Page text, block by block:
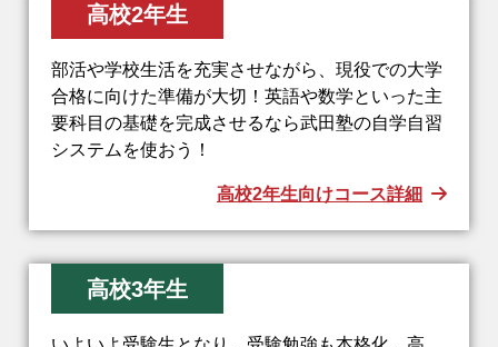
高校2年生
部活や学校生活を充実させながら、現役での大学
合格に向けた準備が大切！英語や数学といった主
要科目の基礎を完成させるなら武田塾の自学自習
システムを使おう！
高校2年生向けコース詳細
高校3年生